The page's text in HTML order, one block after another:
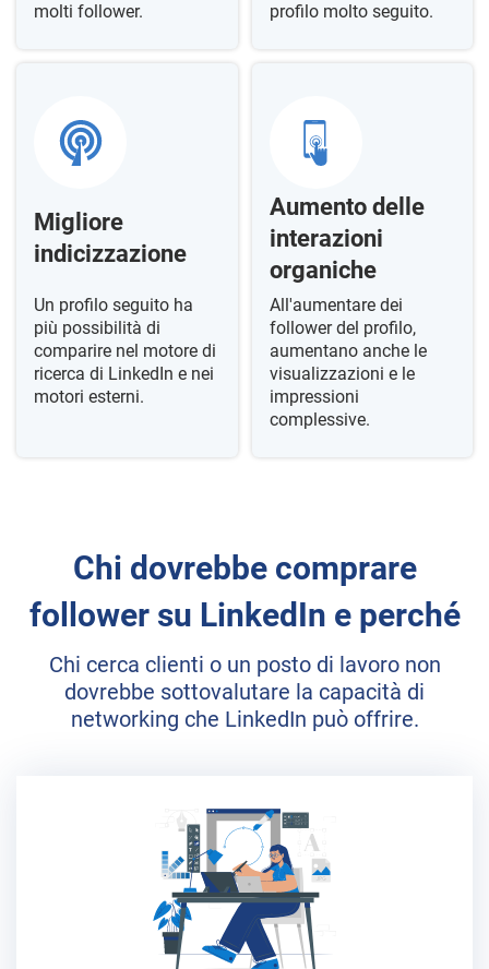
molti follower.
profilo molto seguito.
Migliore
indicizzazione
Un profilo seguito ha
più possibilità di
comparire nel motore di
ricerca di LinkedIn e nei
motori esterni.
Aumento delle
interazioni
organiche
All'aumentare dei
follower del profilo,
aumentano anche le
visualizzazioni e le
impressioni
complessive.
Chi dovrebbe comprare
follower su LinkedIn e perché
Chi cerca clienti o un posto di lavoro non
dovrebbe sottovalutare la capacità di
networking che LinkedIn può offrire.